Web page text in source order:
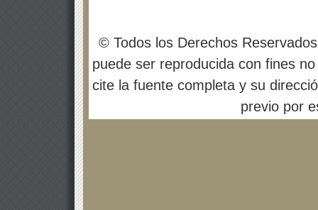
© Todos los Derechos
puede ser reproducida con fines
cite la fuente completa y su
previo por